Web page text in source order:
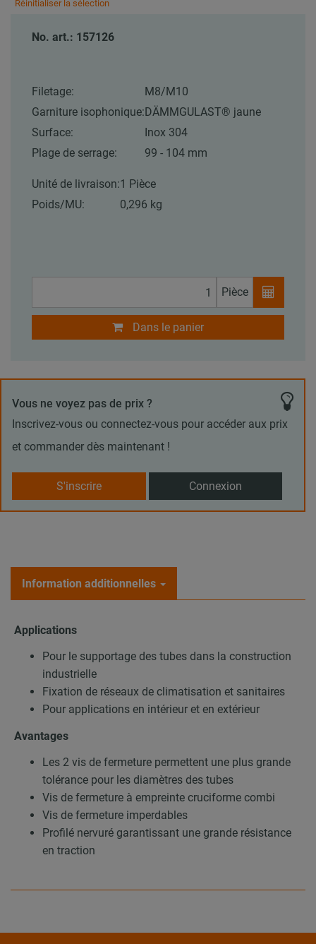
Réinitialiser la sélection
No. art.: 157126
Filetage:
M8/M10
Garniture isophonique: DÄMMGULAST® jaune
Surface:
Inox 304
Plage de serrage:
99 - 104 mm
Unité de livraison:1 Pièce
Poids/MU:
0,296 kg
Pièce
Dans le panier
Vous ne voyez pas de prix ?
Inscrivez-vous ou connectez-vous pour accéder aux prix
et commander dès maintenant !
S'inscrire Connexion
Information additionnelles
Applications
Pour le supportage des tubes dans la construction
industrielle
Fixation de réseaux de climatisation et sanitaires
Pour applications en intérieur et en extérieur
Avantages
Les 2 vis de fermeture permettent une plus grande
tolérance pour les diamètres des tubes
Vis de fermeture à empreinte cruciforme combi
Vis de fermeture imperdables
Profilé nervuré garantissant une grande résistance
en traction